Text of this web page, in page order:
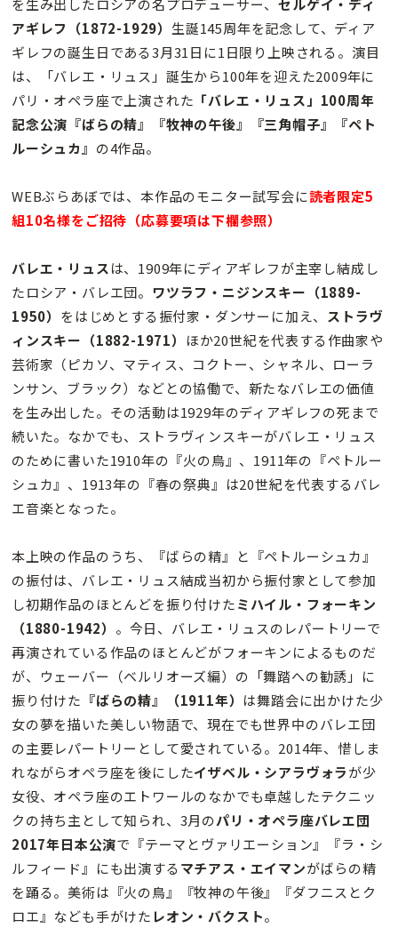
を生み出したロシアの名プロデューサー、セルゲイ・ディ
アギレフ（1872-1929） 生誕145周年を記念して、ディア
ギレフの誕生日である3月31日に1日限り上映される。演目
は、「バレエ・リュス」誕生から100年を迎えた2009年に
パリ・オペラ座で上演された 「バレエ・リュス」100周年
記念公演 『ばらの精』『牧神の午後』『三角帽子』『ペト
ルーシュカ』 の4作品。
WEBぶらあぼでは、本作品のモニター試写会に読者限定5
組10名様をご招待（応募要項は下欄参照）
バレエ・リュスは、1909年にディアギレフが主宰し結成し
たロシア・バレエ団。 ワツラフ・ニジンスキー（1889-
1950） をはじめとする振付家・ダンサーに加え、 ストラヴ
ィンスキー（1882-1971）
ほか20世紀を代表する作曲家や
芸術家（ピカソ、マティス、コクトー、シャネル、ローラ
ンサン、ブラック）などとの協働で、新たなバレエの価値
を生み出した。その活動は1929年のディアギレフの死まで
続いた。なかでも、ストラヴィンスキーがバレエ・リュス
のために書いた1910年の『火の鳥』、1911年の『ペトルー
シュカ』、1913年の『春の祭典』は20世紀を代表するバレ
エ音楽となった。
本上映の作品のうち、『ばらの精』と『ペトルーシュカ』
の振付は、バレエ・リュス結成当初から振付家として参加
し初期作品のほとんどを振り付けたミハイル・フォーキン
（1880-1942） 。今日、バレエ・リュスのレパートリーで
再演されている作品のほとんどがフォーキンによるものだ
が、ウェーバー（ベルリオーズ編）の「舞踏への勧誘」に
振り付けた 『ばらの精』（1911年） は舞踏会に出かけた少
女の夢を描いた美しい物語で、現在でも世界中のバレエ団
の主要レパートリーとして愛されている。2014年、惜しま
れながらオペラ座を後にしたイザベル・シアラヴォラが少
女役、オペラ座のエトワールのなかでも卓越したテクニッ
クの持ち主として知られ、3月のパリ・オペラ座バレエ団
2017年日本公演で『テーマとヴァリエーション』『ラ・シ
ルフィード』にも出演するマチアス・エイマンがばらの精
を踊る。美術は『火の鳥』『牧神の午後』『ダフニスとク
ロエ』なども手がけた レオン・バクスト。